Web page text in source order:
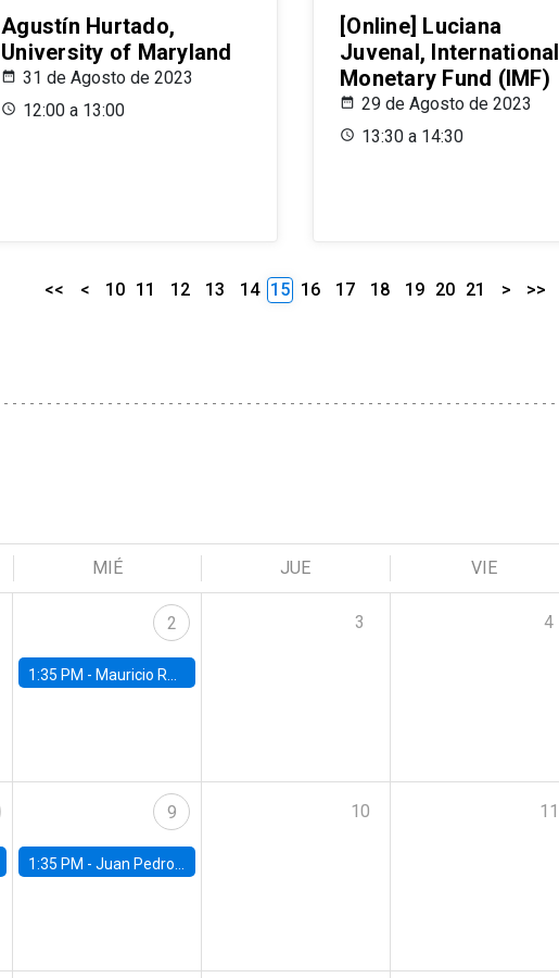
Agustín Hurtado,
University of Maryland
31 de Agosto de 2023
12:00 a 13:00
[Online] Luciana
Juvenal, International
Monetary Fund (IMF)
29 de Agosto de 2023
13:30 a 14:30
<< < 10 11 12 13 14 15 16 17 18 19 20 21 > >>
MIÉ JUE VIE
2
1:35 PM - Mauricio Romero, ITAM
3 4
9
1:35 PM -Juan Pedro Ronconi, Universidad de Los Andes
10 11